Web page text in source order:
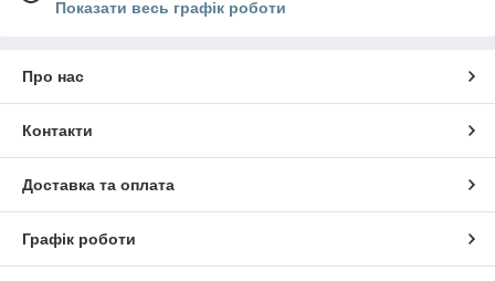
Показати весь графік роботи
Про нас
Контакти
Доставка та оплата
Графік роботи